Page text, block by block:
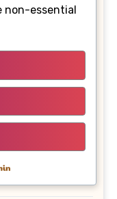
non-essential